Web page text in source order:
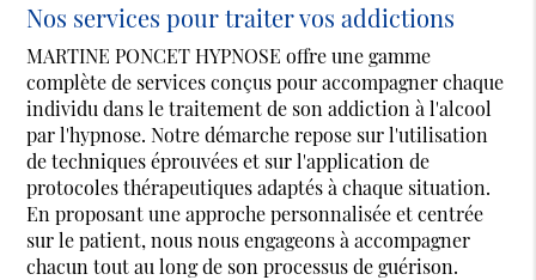
Nos services pour traiter vos addictions
MARTINE PONCET HYPNOSE offre une gamme
complète de services conçus pour accompagner chaque
individu dans le traitement de son addiction à l'alcool
par l'hypnose. Notre démarche repose sur l'utilisation
de techniques éprouvées et sur l'application de
protocoles thérapeutiques adaptés à chaque situation.
En proposant une approche personnalisée et centrée
sur le patient, nous nous engageons à accompagner
chacun tout au long de son processus de guérison.